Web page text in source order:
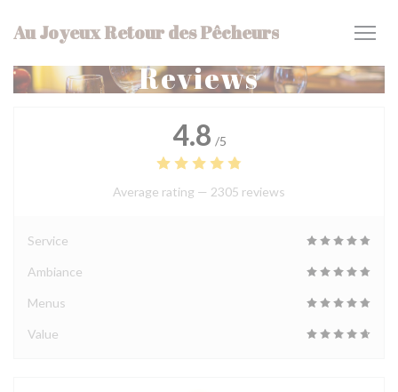
Au Joyeux Retour des Pêcheurs
Reviews
4.8 /5
Average rating — 2305 reviews
Service
Ambiance
Menus
Value